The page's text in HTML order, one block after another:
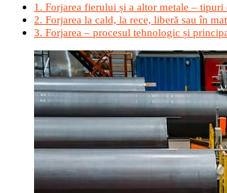
1. Forjarea fierului și a altor metale – tipuri
2. Forjarea la cald, la rece, liberă sau în
3. Forjarea – procesul tehnologic și